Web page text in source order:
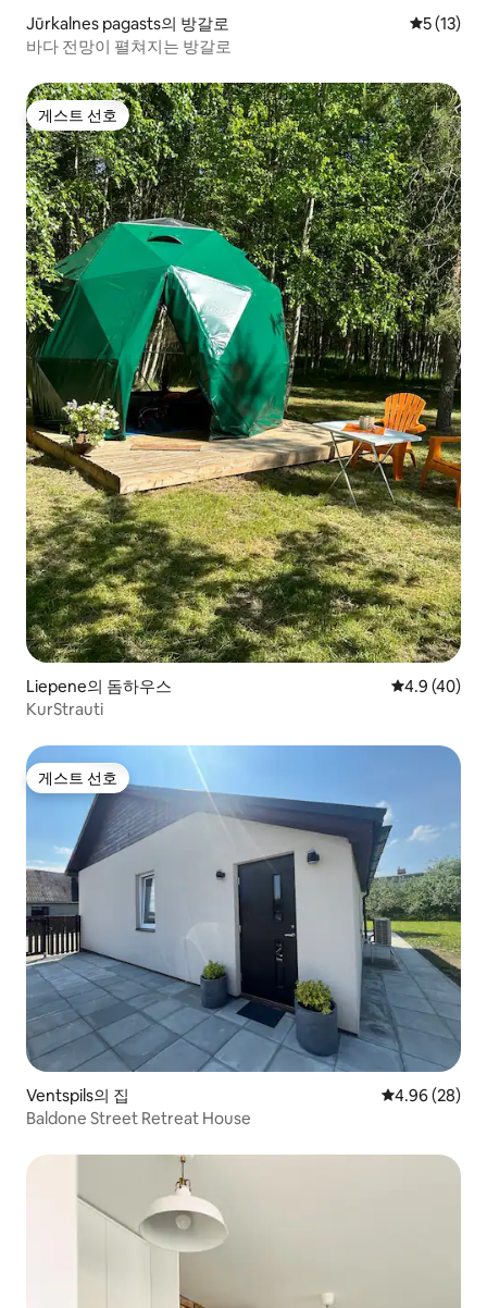
Jūrkalnes pagasts의 방갈로 평점 5점
5 (13)
바다 전망이 펼쳐지는 방갈로
게스트 선호
게스트 선호
Liepene의 돔하우스 평점 4.9점(5
4.9 (40)
KurStrauti
게스트 선호
게스트 선호
Ventspils의 집 평점 4.96점(5
4.96 (28)
Baldone Street Retreat House